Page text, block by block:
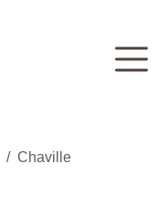
Chaville